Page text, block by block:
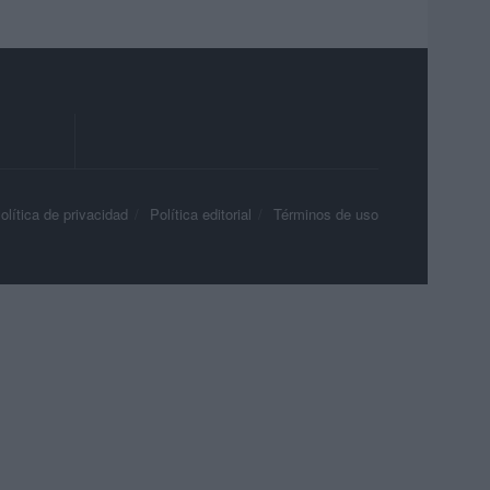
de privacidad Política editorial Términos de uso